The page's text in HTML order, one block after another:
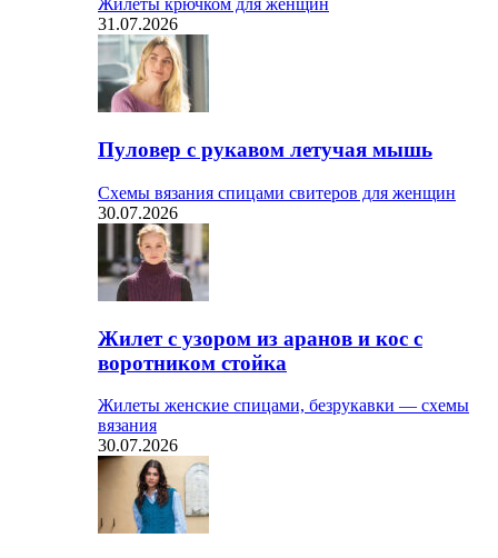
Жилеты крючком для женщин
31.07.2026
Пуловер с рукавом летучая мышь
Схемы вязания спицами свитеров для женщин
30.07.2026
Жилет с узором из аранов и кос с
воротником стойка
Жилеты женские спицами, безрукавки — схемы
вязания
30.07.2026